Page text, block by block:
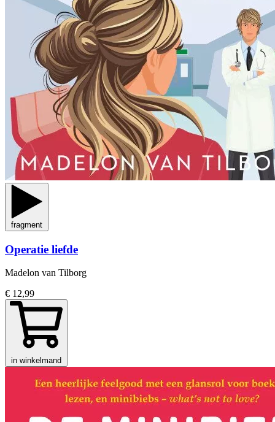
fragment
Operatie liefde
Madelon van Tilborg
€ 12,99
in winkelmand